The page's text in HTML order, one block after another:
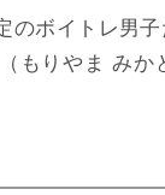
ボイトレ男子
もりやま みか